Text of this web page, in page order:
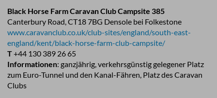
Black Horse Farm Caravan Club Campsite 385
Canterbury Road, CT18 7BG Densole bei Folkestone
www.caravanclub.co.uk/club-sites/england/south-east-
england/kent/black-horse-farm-club-campsite/
T+44 130 389 26 65
Informationen: ganzjährig, verkehrsgünstig gelegener Platz
zum Euro-Tunnel und den Kanal-Fähren, Platz des Caravan
Clubs